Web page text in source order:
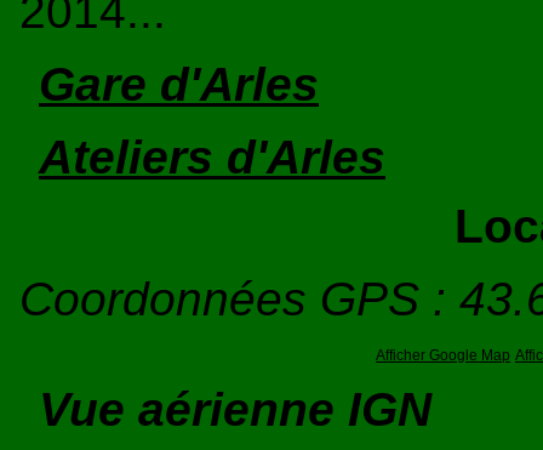
2014...
Gare d'Arles
Ateliers d'Arles
Coordonnées GPS :
Afficher Google Map
Vue aérienne IGN